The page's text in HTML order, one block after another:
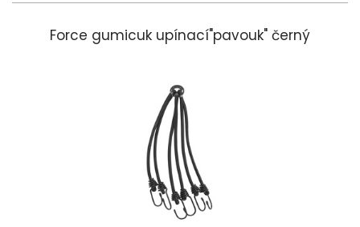
Force gumicuk upínací"pavouk" černý